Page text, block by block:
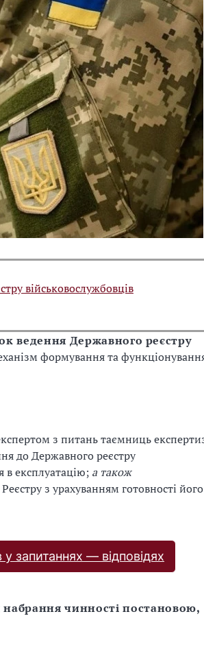
військовослужбовців
ведення Державного реєстру
формування та
з питань таємниць
до Державного реєстру
в експлуатацію; а також
з урахуванням готовності його
у запитаннях — відповідях
набрання чинності постановою,